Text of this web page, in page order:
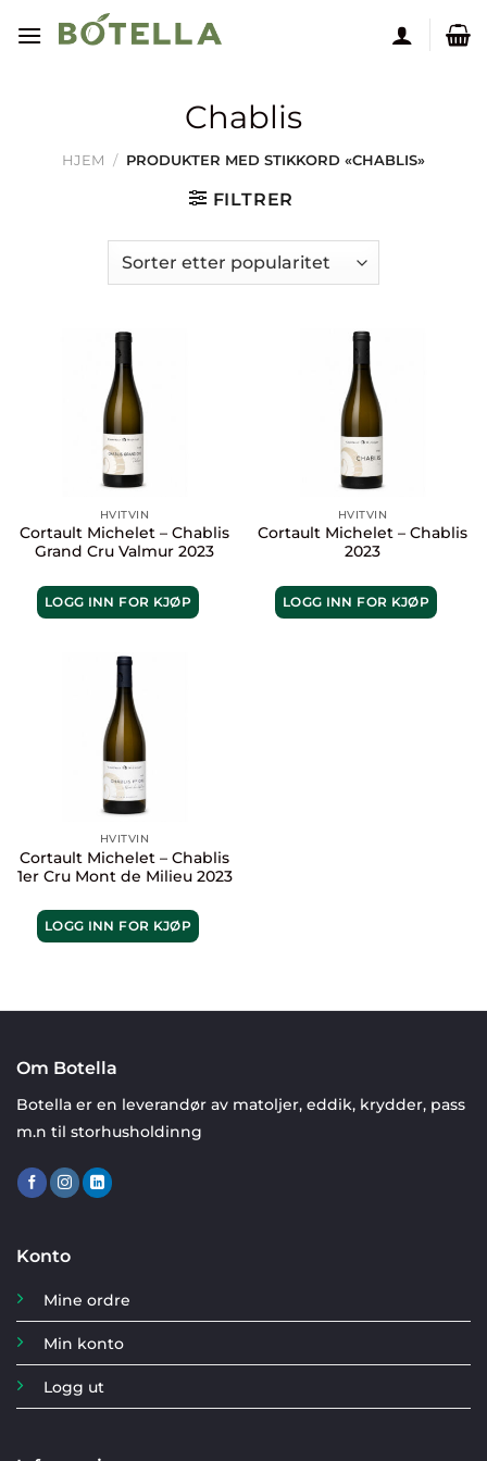
Chablis
HJEM / PRODUKTER MED STIKKORD «CHABLIS»
FILTRER
HVITVIN
Cortault Michelet – Chablis
Grand Cru Valmur 2023
LOGG INN FOR KJØP
HVITVIN
Cortault Michelet – Chablis
2023
LOGG INN FOR KJØP
HVITVIN
Cortault Michelet – Chablis
1er Cru Mont de Milieu 2023
LOGG INN FOR KJØP
Om Botella
Botella er en leverandør av matoljer, eddik, krydder, pass
m.n til storhusholdinng
Konto
Mine ordre
Min konto
Logg ut